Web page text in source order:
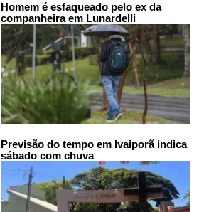
Homem é esfaqueado pelo ex da
companheira em Lunardelli
Previsão do tempo em Ivaiporã indica
sábado com chuva